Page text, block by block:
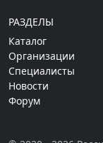
РАЗДЕЛЫ
Каталог
Организации
Специалисты
Новости
Форум